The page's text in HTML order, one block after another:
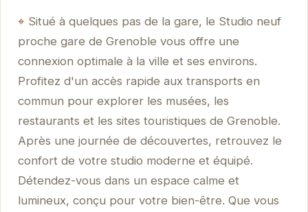
Situé à quelques pas de la gare, le Studio neuf
proche gare de Grenoble vous offre une
connexion optimale à la ville et ses environs.
Profitez d'un accès rapide aux transports en
commun pour explorer les musées, les
restaurants et les sites touristiques de Grenoble.
Après une journée de découvertes, retrouvez le
confort de votre studio moderne et équipé.
Détendez-vous dans un espace calme et
lumineux, conçu pour votre bien-être. Que vous